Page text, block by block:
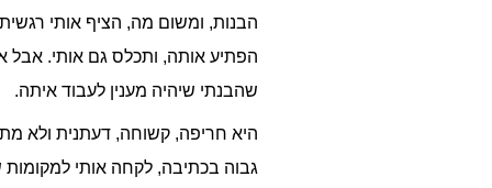
הבנות, ומשום מה, הציף אותי רגשית. הבכי הזה על ההתחלה
הפתיע אותה, ותכלס גם אותי. אבל אני חושב שזה הרגע
שהבנתי שיהיה מענין לעבוד איתה.
היא חריפה, קשוחה, דעתנית ולא מתפשרת. היא העיפה אותי
גבוה בכתיבה, לקחה אותי למקומות שלא הייתי מגיע לבד.